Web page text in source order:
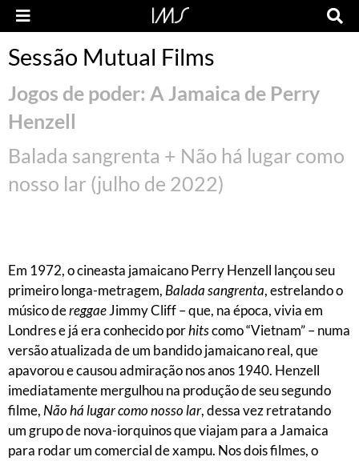
Sessão Mutual Films
Jogos de poder: A Jamaica de Perry
Henzell
Balada sangrenta + Não há lugar como
nosso lar (julho de 2022)
Em 1972, o cineasta jamaicano Perry Henzell lançou seu
primeiro longa-metragem, Balada sangrenta, estrelando o
músico dereggaeJimmy Cliff – que, na época, vivia em
Londres e já era conhecido porhitscomo “Vietnam” – numa
versão atualizada de um bandido jamaicano real, que
apavorou e causou admiração nos anos 1940. Henzell
imediatamente mergulhou na produção de seu segundo
filme, Não há lugar como nosso lar, dessa vez retratando
um grupo de nova-iorquinos que viajam para a Jamaica
para rodar um comercial de xampu. Nos dois filmes, o